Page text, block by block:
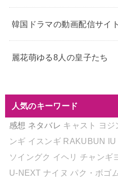
韓国ドラマの動画配信サイト
麗花萌ゆる8人の皇子たち
人気のキーワード
感想 ネタバレ キャスト ヨジ
ンギ イスンギ RAKUBUN IU
ソイングク イヘリ チャンギ
U-NEXT ナイヌ パク・ボゴ